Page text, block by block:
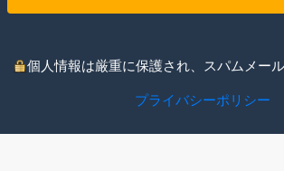
個人情報は厳重に保護され、スパムメール
プライバシーポリシー